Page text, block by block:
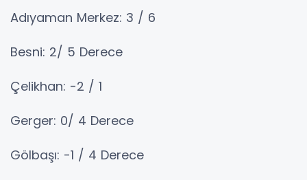
Adıyaman Merkez: 3 / 6
Besni: 2/ 5 Derece
Çelikhan: -2 / 1
Gerger: 0/ 4 Derece
Gölbaşı: -1 / 4 Derece